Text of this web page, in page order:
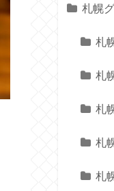
札幌
札
札
札
札
札